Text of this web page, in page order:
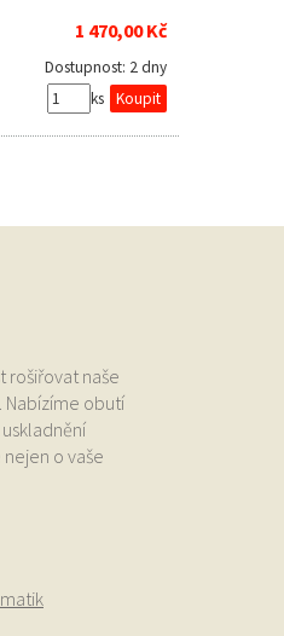
1 470,00 Kč
Dostupnost: 2 dny
ks
rošiřovat naše
Nabízíme obutí
o vaše